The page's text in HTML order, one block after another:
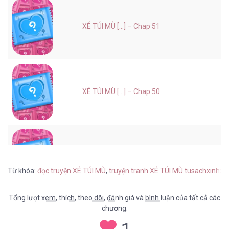
XÉ TÚI MÙ [...] – Chap 51
XÉ TÚI MÙ [...] – Chap 50
XÉ TÚI MÙ [...] – Chap 48
Từ khóa: đọc truyện XÉ TÚI MÙ, truyện tranh XÉ TÚI MÙ
Tổng lượtxem, thích, theo dõi, đánh giá và bình luận của tất cả các
chương.